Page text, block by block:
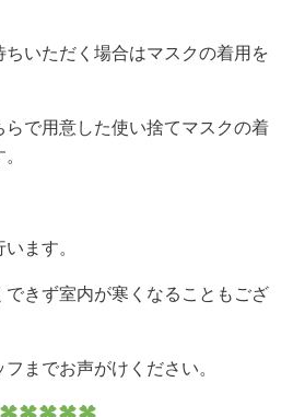
いただく場合はマスクの着用を
で用意した使い捨てマスクの着
ます。
きず室内が寒くなることもござ
までお声がけください。